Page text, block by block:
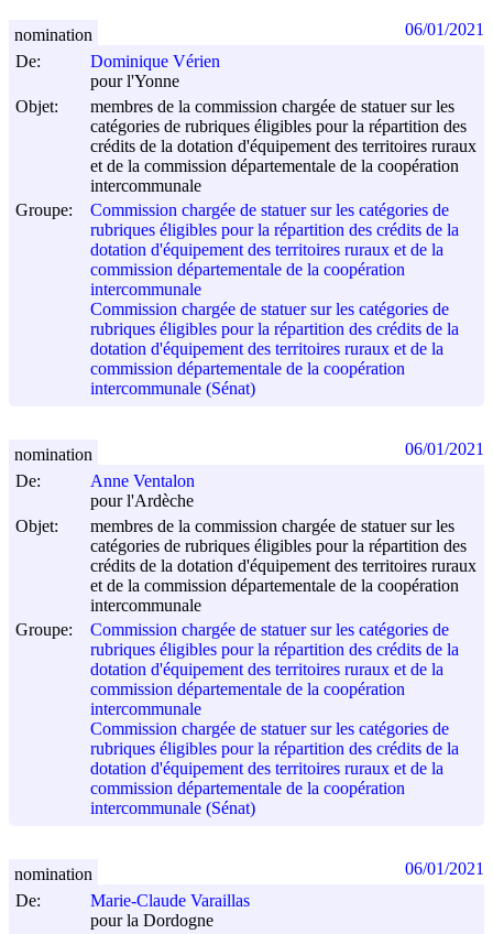
De:
Dominique Vérien
pour l'Yonne
Objet:
membres de la commission chargée de statuer sur les
catégories de rubriques éligibles pour la répartition des
crédits de la dotation d'équipement des territoires ruraux
et de la commission départementale de la coopération
intercommunale
Groupe:
Commission chargée de statuer sur les catégories de
rubriques éligibles pour la répartition des crédits de la
dotation d'équipement des territoires ruraux et de la
commission départementale de la coopération
intercommunale
Commission chargée de statuer sur les catégories de
rubriques éligibles pour la répartition des crédits de la
dotation d'équipement des territoires ruraux et de la
commission départementale de la coopération
intercommunale (Sénat)
nomination 06/01/2021
De:
Anne Ventalon
pour l'Ardèche
Objet:
membres de la commission chargée de statuer sur les
catégories de rubriques éligibles pour la répartition des
crédits de la dotation d'équipement des territoires ruraux
et de la commission départementale de la coopération
intercommunale
Groupe:
Commission chargée de statuer sur les catégories de
rubriques éligibles pour la répartition des crédits de la
dotation d'équipement des territoires ruraux et de la
commission départementale de la coopération
intercommunale
Commission chargée de statuer sur les catégories de
rubriques éligibles pour la répartition des crédits de la
dotation d'équipement des territoires ruraux et de la
commission départementale de la coopération
intercommunale (Sénat)
nomination 06/01/2021
De:
Marie-Claude Varaillas
pour la Dordogne
nomination 06/01/2021